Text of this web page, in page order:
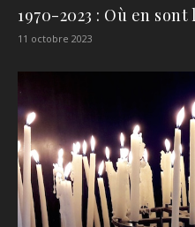
1970-2023 : Où en
11 octobre 2023